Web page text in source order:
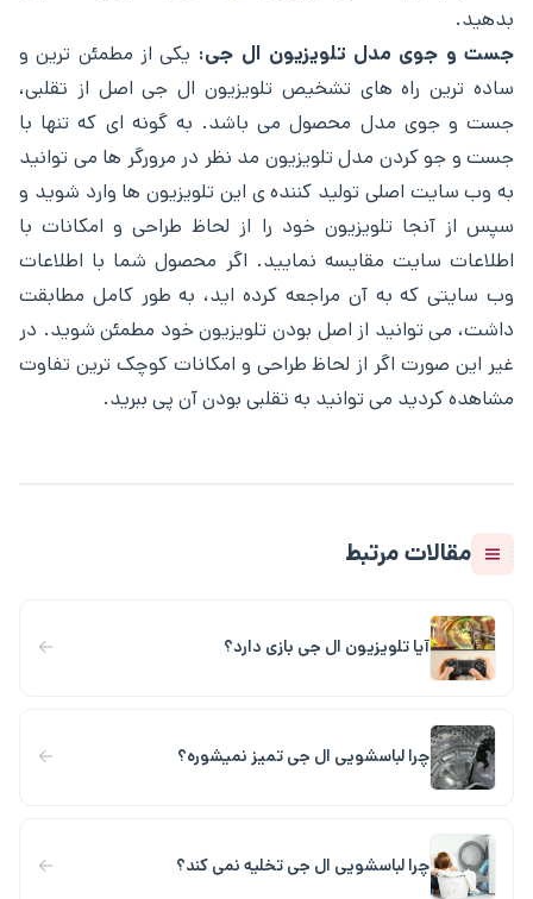
بدهید.
جست و جوی مدل تلویزیون ال جی: یکی از مطمئن ‌ترین و
ساده ‌ترین راه‌ های تشخیص تلویزیون ال جی اصل از تقلبی،
جست و جوی مدل محصول می باشد. به گونه ای که تنها با
جست و جو کردن مدل تلویزیون مد نظر در مرورگر ها می ‌توانید
به وب سایت اصلی تولید کننده ی این تلویزیون ها وارد شوید و
سپس از آنجا تلویزیون خود را از لحاظ طراحی و امکانات با
اطلاعات سایت مقایسه نمایید. اگر محصول شما با اطلاعات
وب سایتی که به آن مراجعه کرده اید، به طور کامل مطابقت
داشت، می توانید از اصل بودن تلویزیون خود مطمئن شوید. در
غیر این صورت اگر از لحاظ طراحی و امکانات کوچک ‌ترین تفاوت
مشاهده کردید می ‌توانید به تقلبی بودن آن پی ببرید.
مقالات مرتبط
آیا تلویزیون ال جی بازی دارد؟ ←
چرا لباسشویی ال جی تمیز نمیشوره؟ ←
چرا لباسشویی ال جی تخلیه نمی کند؟ ←